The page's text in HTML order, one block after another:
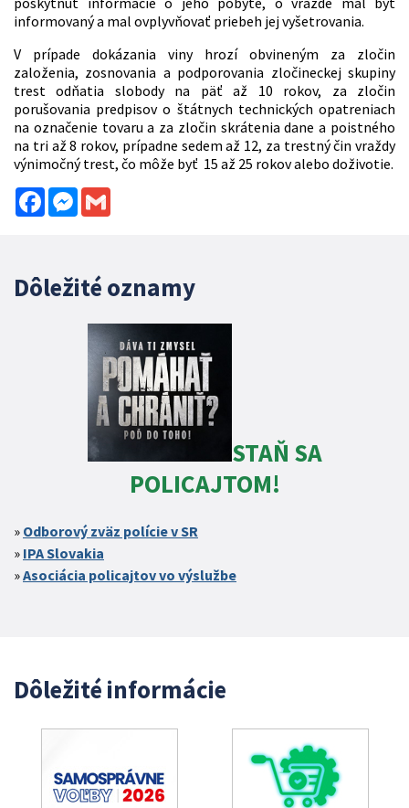
informovaný a mal ovplyvňovať priebeh jej vyšetrovania.
V prípade dokázania viny hrozí obvineným za zločin
založenia, zosnovania a podporovania zločineckej skupiny
trest odňatia slobody na päť až 10 rokov, za zločin
porušovania predpisov o štátnych technických opatreniach
na označenie tovaru a za zločin skrátenia dane a poistného
na tri až 8 rokov, prípadne sedem až 12, za trestný čin vraždy
výnimočný trest, čo môže byť 15 až 25 rokov alebo doživotie.
FacebookMessenger
Dôležité oznamy
STAŇ SA
POLICAJTOM!
Odborový zväz polície v SR
IPA Slovakia
Asociácia policajtov vo výslužbe
Dôležité informácie